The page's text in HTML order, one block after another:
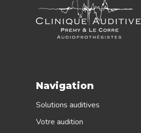
Navigation
Solutions auditives
Votre audition